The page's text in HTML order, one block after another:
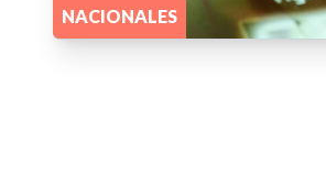
NACIONALES